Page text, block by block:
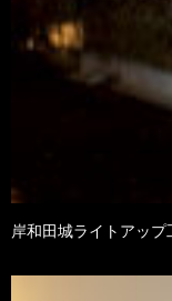
岸和田城ライトアップ